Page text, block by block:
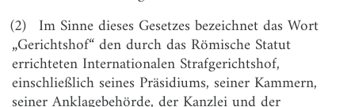
und 3 des Römischen Statuts)
§ 3
Überstellungsersuchen und früheres Strafverfahren
vor dem Gerichtshof oder in einem ausländischen
Staat (Zu Artikel 89 Abs. 2 Satz 1 des Römischen
Statuts)
(2) Im Sinne dieses Gesetzes bezeichnet das Wort
„Gerichtshof“ den durch das Römische Statut
errichteten Internationalen Strafgerichtshof,
einschließlich seines Präsidiums, seiner Kammern,